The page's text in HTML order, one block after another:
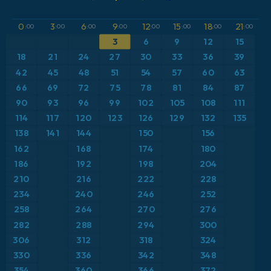
ICON Alemania 2 km
Caribe
Escandinavia
Estados Unidos
Europa
Francia
Grecia
Islandia
Anomalía de temperatura a 2 m
Anomalía de temperatura a 850 hPa
CAPE
Precipitación, nubes y presión
Profundidad de nieve
Punto de rocío a 2 m
Ráfagas de Viento Máximas
Ráfagas de viento
0 :00 3:00 6:00 9:00 12:00 15 :00 18:00 21:00
3 6 9 12
15
18
21 24 27 30 33 36 39
42 45 48 51 54 57 60 63
66 69 72 75 78 81 84
87
90
93 96 99 102 105 108 111
114 117 120 123 126 129 132 135
138 141 144 150
156
162
168 174
180
186
192 198
204
210
216 222 228
234 240 246 252
258 264 270
276
282
288 294
300
306
312 318
324
330
336 342 348